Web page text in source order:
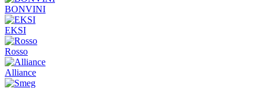
BONVINI
EKSI
Rosso
Alliance